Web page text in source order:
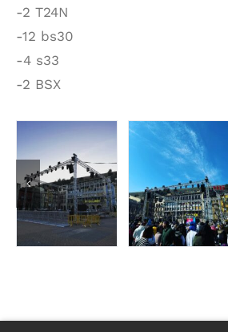
-2 T24N
-12 bs30
-4 s33
-2 BSX